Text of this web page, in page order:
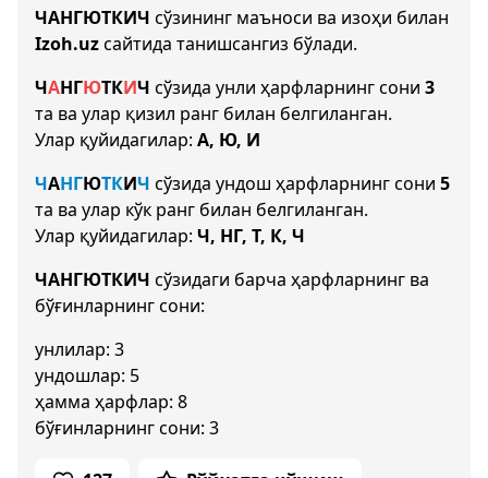
ЧАНГЮТКИЧ сўзининг маъноси ва изоҳи билан
Izoh.uzсайтида танишсангиз бўлади.
ЧАНГЮТКИЧ сўзида унли ҳарфларнинг сони 3
та ва улар қизил ранг билан белгиланган.
Улар қуйидагилар: А, Ю, И
ЧАНГЮТКИЧ сўзида ундош ҳарфларнинг сони 5
та ва улар кўк ранг билан белгиланган.
Улар қуйидагилар: Ч, НГ, Т, К, Ч
ЧАНГЮТКИЧ сўзидаги барча ҳарфларнинг ва
бўғинларнинг сони:
унлилар: 3
ундошлар: 5
ҳамма ҳарфлар: 8
бўғинларнинг сони: 3